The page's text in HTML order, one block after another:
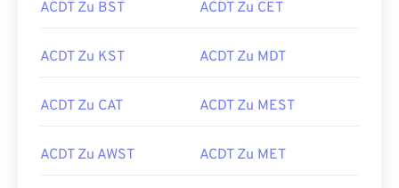
ACDT Zu BST ACDT Zu CET
ACDT Zu KST ACDT Zu MDT
ACDT Zu CAT ACDT Zu MEST
ACDT Zu AWST ACDT Zu MET